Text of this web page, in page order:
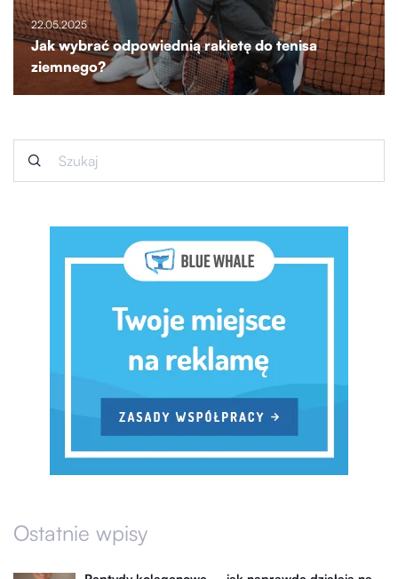
22.05.2025
Jak wybrać odpowiednią rakietę do tenisa
ziemnego?
Ostatnie wpisy